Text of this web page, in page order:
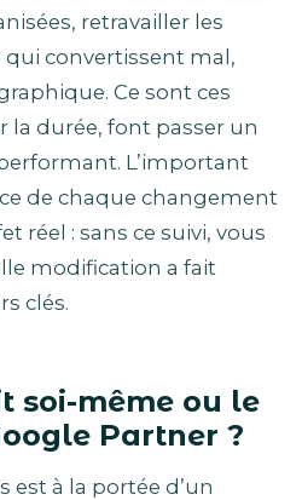
retravailler les
convertissent mal,
Ce sont ces
la durée, font passer un
L’important
de chaque changement
réel : sans ce suivi, vous
modification a fait
clés.
soi-même ou le
Partner ?
est à la portée d’un